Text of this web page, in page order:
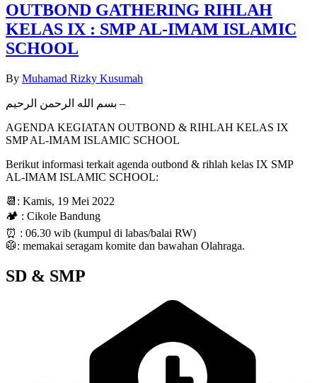
OUTBOND GATHERING RIHLAH
KELAS IX : SMP AL-IMAM ISLAMIC
SCHOOL
By Muhamad Rizky Kusumah
بسم الله الرحمن الرحيم –
AGENDA KEGIATAN OUTBOND & RIHLAH KELAS IX
SMP AL-IMAM ISLAMIC SCHOOL
Berikut informasi terkait agenda outbond & rihlah kelas IX SMP
AL-IMAM ISLAMIC SCHOOL:
📆: Kamis, 19 Mei 2022
🏕️ : Cikole Bandung
⏰ : 06.30 wib (kumpul di labas/balai RW)
🥼: memakai seragam komite dan bawahan Olahraga.
SD & SMP